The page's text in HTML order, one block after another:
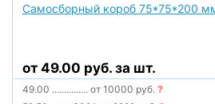
Самосборный короб 75*75*200
от 49.00 руб. за шт.
49.00 ............... от 10000 руб.?